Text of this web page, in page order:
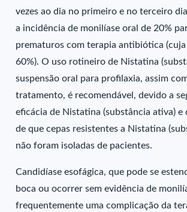
vezes ao dia no primeiro e no terceiro
a incidência de monilíase oral de 20%
prematuros com terapia antibiótica
60%). O uso rotineiro de Nistatina
suspensão oral para profilaxia, assim
tratamento, é recomendável, devido a
eficácia de Nistatina (substância ativa) e
de que cepas resistentes a Nistatina
não foram isoladas de pacientes.
Candidíase esofágica, que pode se
boca ou ocorrer sem evidência de
frequentemente uma complicação da